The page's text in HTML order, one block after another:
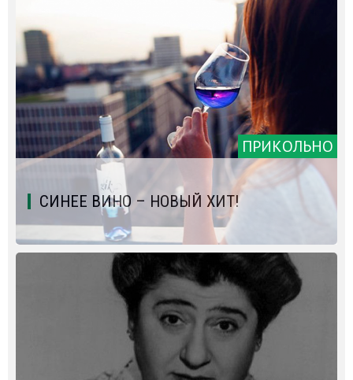
ПРИКОЛЬНО
СИНЕЕ ВИНО – НОВЫЙ ХИТ!